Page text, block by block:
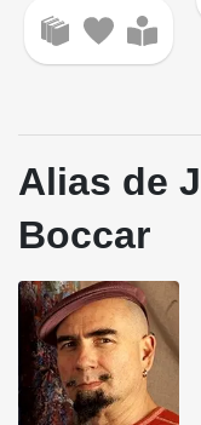
Alias de
Boccar